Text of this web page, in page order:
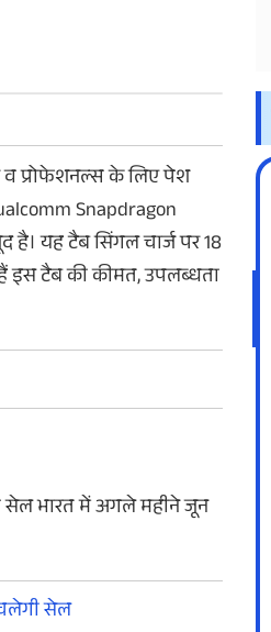
व प्रोफेशनल्स के लिए पेश
Snapdragon
है। यह टैब सिंगल चार्ज पर 18
इस टैब की कीमत, उपलब्धता
सेल भारत में अगले महीने जून
सेल
उठेगा Lava Virat V1 और
V1 5G से पर्दा
Virat V1 और Lava Virat V1 5G की लॉन्च डेट
बाजार में उतारा जाना है। इनमें एचडी
एलसीडी डिस्प्ले और 6000एमएएच तक बैटरी